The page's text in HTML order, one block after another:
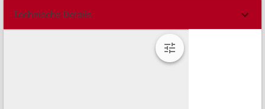
Technische Details